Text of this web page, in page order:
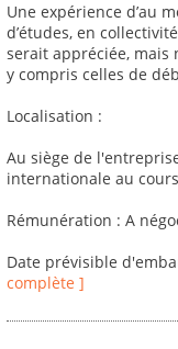
Une expérience d’au
d’études, en
serait appréciée, mais
y compris celles de
Localisation :
Au siège de
internationale au
Rémunération : A
Date prévisible
complète ]